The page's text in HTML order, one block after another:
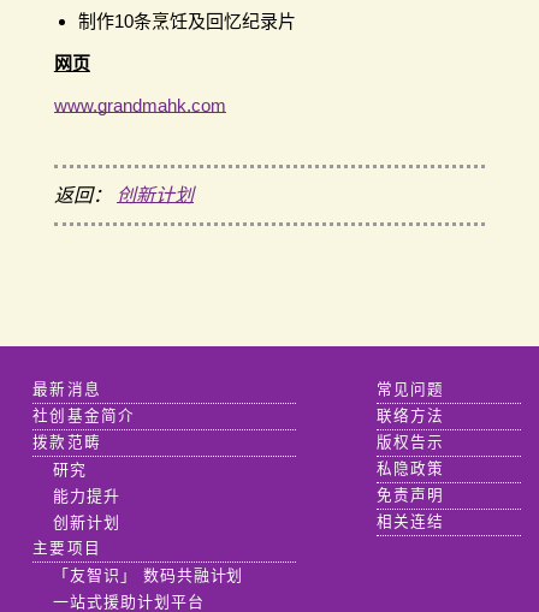
制作10条烹饪及回忆纪录片
网页
www.grandmahk.com
返回： 创新计划
最新消息
社创基金简介
拨款范畴
研究
能力提升
创新计划
主要项目
「友智识」 数码共融计划
一站式援助计划平台
常见问题
联络方法
版权告示
私隐政策
免责声明
相关连结